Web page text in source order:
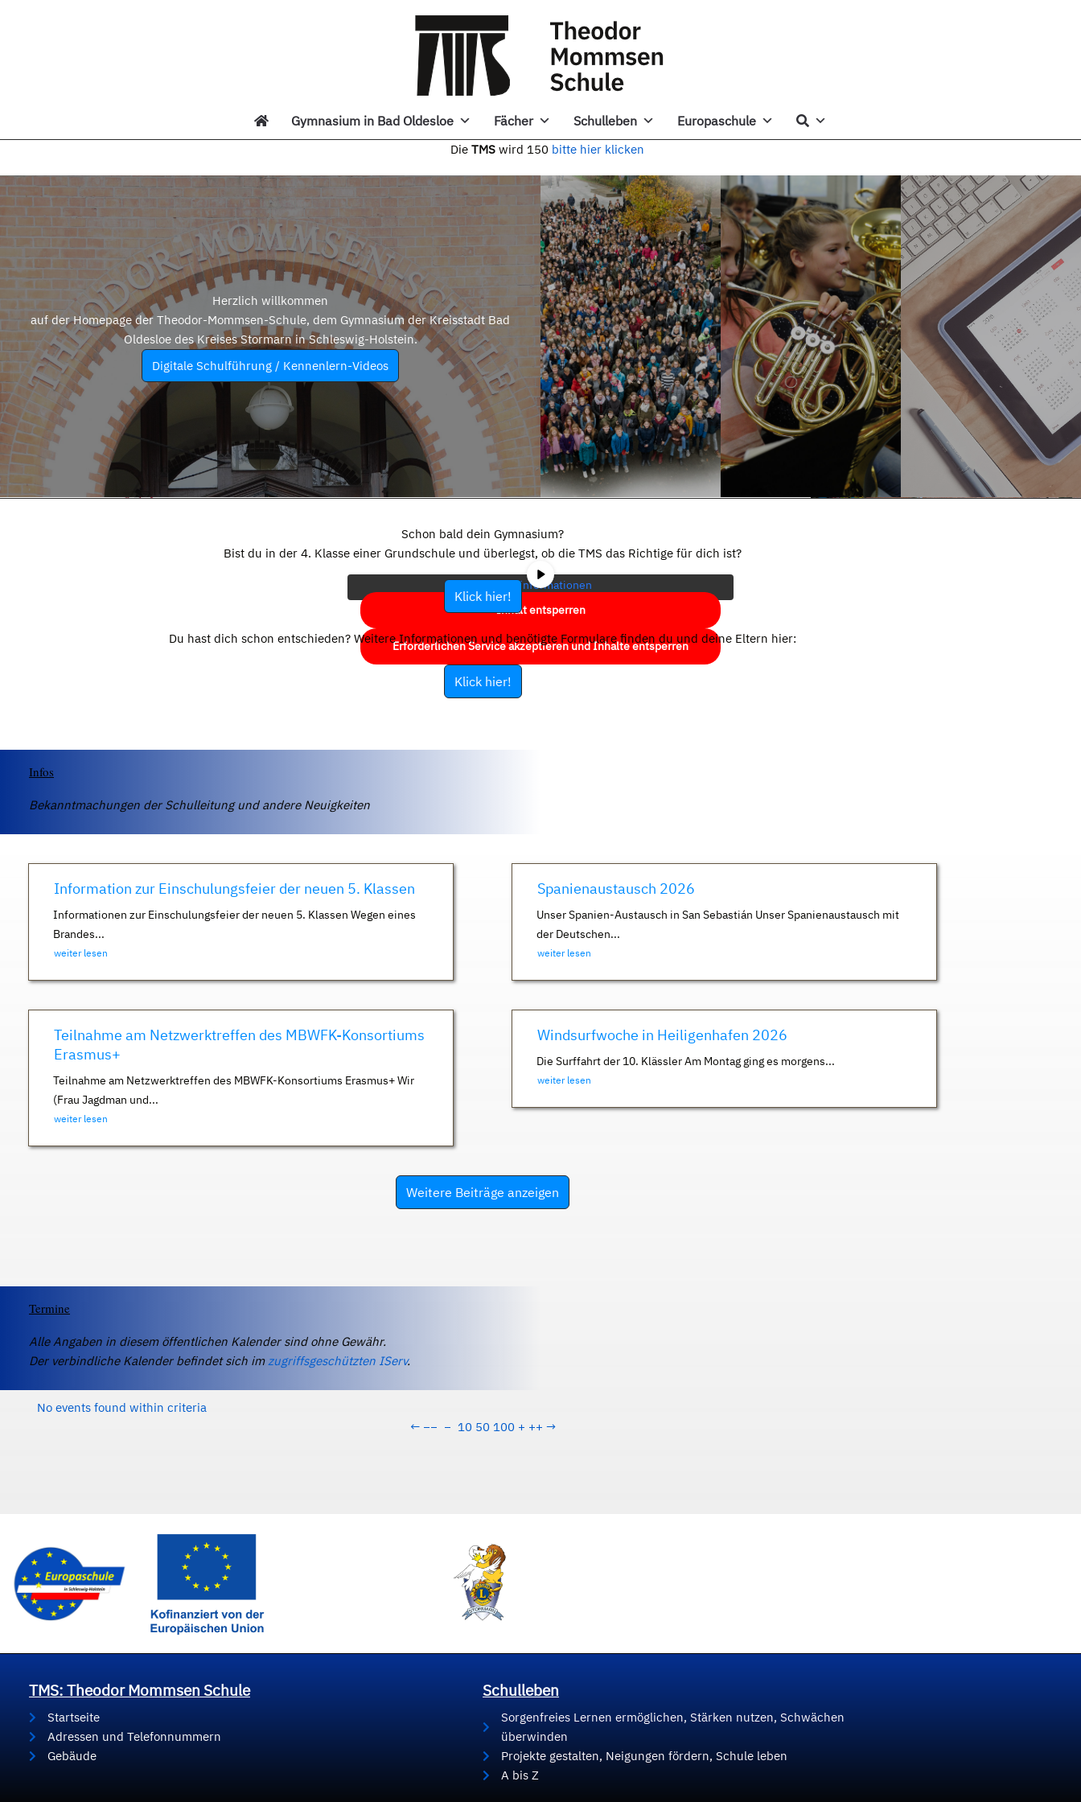
Gymnasium in Bad Oldesloe Fächer Schulleben Europaschule
Die TMS wird 150 bitte hier klicken
Herzlich willkommen
auf der Homepage der Theodor-Mommsen-Schule, dem Gymnasium der Kreisstadt Bad
Oldesloe des Kreises Stormarn in Schleswig-Holstein.
Digitale Schulführung / Kennenlern-Videos
eigentlichen Inhalt zuzugreifen, klicken Sie auf die Schaltfläche unten.
Bitte beachten Sie, dass dabei Daten an Drittanbieter weitergegeben
werden.
Mehr Informationen
Inhalt entsperren
Erforderlichen Service akzeptieren und Inhalte entsperren
Schon bald dein Gymnasium?
Bist du in der 4. Klasse einer Grundschule und überlegst, ob die TMS das Richtige für dich ist?
Klick hier!
Du hast dich schon entschieden? Weitere Informationen und benötigte Formulare finden du und deine Eltern hier:
Klick hier!
Infos
Bekanntmachungen der Schulleitung und andere Neuigkeiten
Information zur Einschulungsfeier der neuen 5. Klassen
Informationen zur Einschulungsfeier der neuen 5. Klassen Wegen eines
Brandes...
weiter lesen
Spanienaustausch 2026
Unser Spanien-Austausch in San Sebastián Unser Spanienaustausch mit
der Deutschen...
weiter lesen
Teilnahme am Netzwerktreffen des MBWFK-Konsortiums
Erasmus+
Teilnahme am Netzwerktreffen des MBWFK-Konsortiums Erasmus+ Wir
(Frau Jagdman und...
weiter lesen
Windsurfwoche in Heiligenhafen 2026
Die Surffahrt der 10. Klässler Am Montag ging es morgens...
weiter lesen
Weitere Beiträge anzeigen
Termine
Alle Angaben in diesem öffentlichen Kalender sind ohne Gewähr.
Der verbindliche Kalender befindet sich imzugriffsgeschützten IServ.
No events found within criteria
← −− − 10 50 100 + ++ →
TMS: Theodor Mommsen Schule
Startseite
Adressen und Telefonnummern
Gebäude
Schulleben
Sorgenfreies Lernen ermöglichen, Stärken nutzen, Schwächen
überwinden
Projekte gestalten, Neigungen fördern, Schule leben
A bis Z